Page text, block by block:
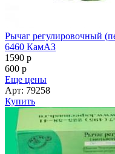
Рычаг регулировочный
6460 КамАЗ
1590 p
600 p
Еще цены
Арт: 79258
Купить